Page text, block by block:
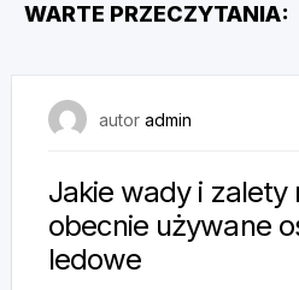
WARTE PRZECZYTANIA:
autor admin
Jakie wady i
obecnie używane
ledowe